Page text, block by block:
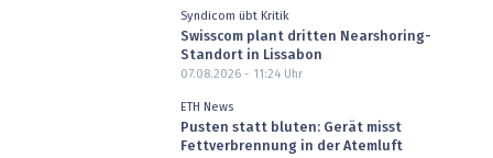
Syndicom übt Kritik
Swisscom plant dritten Nearshoring-
Standort in Lissabon
07.08.2026 - 11:24Uhr
ETH News
Pusten statt bluten: Gerät misst
Fettverbrennung in der Atemluft